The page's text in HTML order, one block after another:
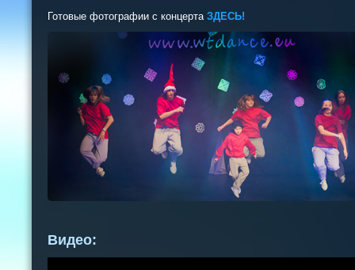
Готовые фотографии с концерта ЗДЕСЬ!
Видео: